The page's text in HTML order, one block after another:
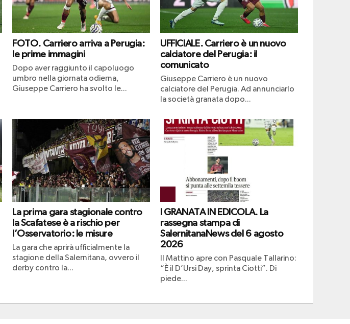
FOTO. Carriero arriva a Perugia:
le prime immagini
Dopo aver raggiunto il capoluogo
umbro nella giornata odierna,
Giuseppe Carriero ha svolto le...
UFFICIALE. Carriero è un nuovo
calciatore del Perugia: il
comunicato
Giuseppe Carriero è un nuovo
calciatore del Perugia. Ad annunciarlo
la società granata dopo...
La prima gara stagionale contro
la Scafatese è a rischio per
l’Osservatorio: le misure
La gara che aprirà ufficialmente la
stagione della Salernitana, ovvero il
derby contro la...
I GRANATA IN EDICOLA. La
rassegna stampa di
SalernitanaNews del 6 agosto
2026
Il Mattino apre con Pasquale Tallarino:
“È il D’Ursi Day, sprinta Ciotti”. Di
piede...